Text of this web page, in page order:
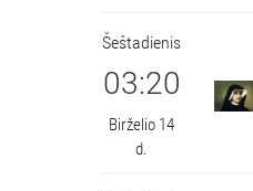
Šeštadienis
03:20
Birželio 14
d.